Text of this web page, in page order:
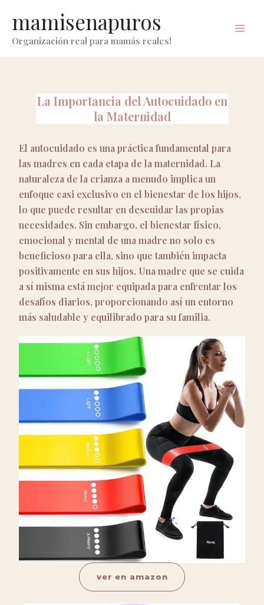
contenido
mamisenapuros
Organización real para mamás reales!
La Importancia del Autocuidado en
la Maternidad
El autocuidado es una práctica fundamental para
las madres en cada etapa de la maternidad. La
naturaleza de la crianza a menudo implica un
enfoque casi exclusivo en el bienestar de los hijos,
lo que puede resultar en descuidar las propias
necesidades. Sin embargo, el bienestar físico,
emocional y mental de una madre no solo es
beneficioso para ella, sino que también impacta
positivamente en sus hijos. Una madre que se cuida
a sí misma está mejor equipada para enfrentar los
desafíos diarios, proporcionando así un entorno
más saludable y equilibrado para su familia.
ver en amazon